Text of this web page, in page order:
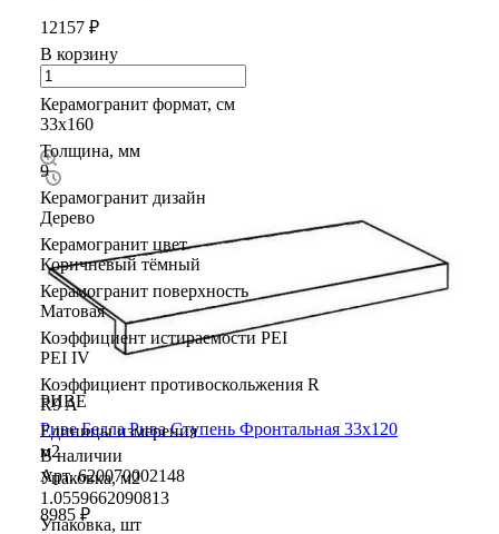
Керамогранит формат, см
33х160
Толщина, мм
9
Керамогранит дизайн
Дерево
Керамогранит цвет
Коричневый тёмный
Керамогранит поверхность
Матовая
Коэффициент истираемости PEI
PEI IV
Коэффициент противоскольжения R
R9 A
Единицы измерения
м2
Упаковка, м2
1.0559662090813
Упаковка, шт
12157 ₽
В корзину
РИВЕ
Риве Белла Рива Ступень Фронтальная 33х120
В наличии
Арт.620070002148
8985 ₽